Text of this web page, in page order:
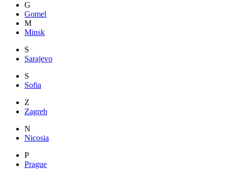
G
Gomel
M
Minsk
S
Sarajevo
S
Sofia
Z
Zagreb
N
Nicosia
P
Prague